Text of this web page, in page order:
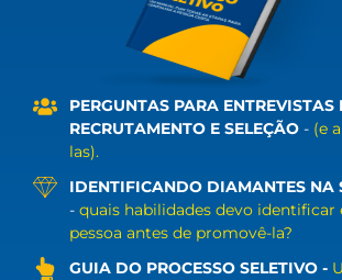
PERGUNTAS PARA ENTREVISTAS
RECRUTAMENTO E SELEÇÃO- (e
las).
IDENTIFICANDO DIAMANTES NA
- quais habilidades devo identificar
pessoa antes de promovê-la?
GUIA DO PROCESSO SELETIVO -